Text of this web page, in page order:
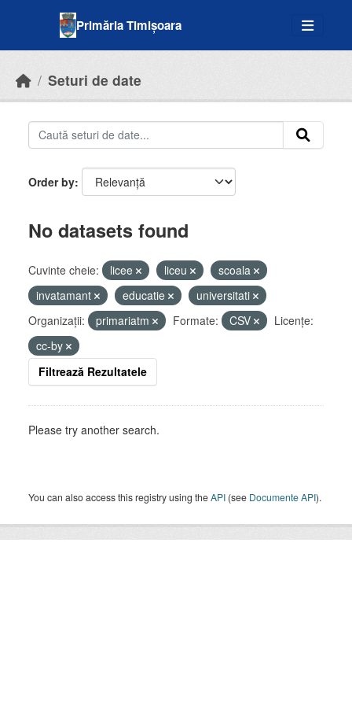
Primăria Timișoara
Seturi de date
Order by
No datasets found
Cuvinte cheie: licee liceu
scoala
invatamant
educatie
universitati
Organizații:
primariatm Formate: CSV
Licenţe:
cc-by
Filtrează Rezultatele
Please try another search.
You can also access this registry using theAPI (see Documente API).